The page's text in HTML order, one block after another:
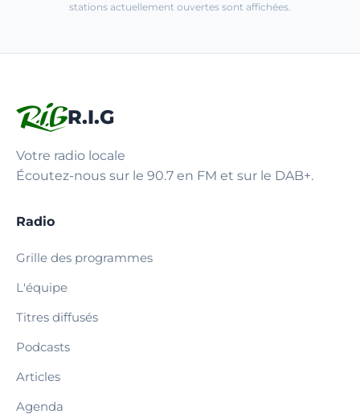
stations actuellement ouvertes sont affichées.
R.I.G
Votre radio locale
Écoutez-nous sur le 90.7 en FM et sur le DAB+.
Radio
Grille des programmes
L'équipe
Titres diffusés
Podcasts
Articles
Agenda